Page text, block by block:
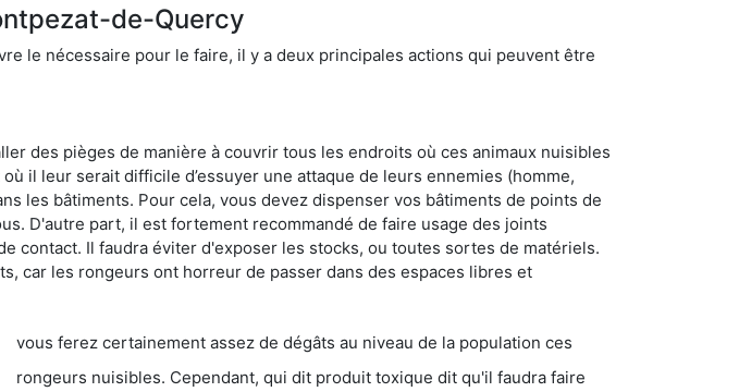
de-Quercy
le nécessaire pour le faire, il y a deux principales actions qui peuvent être
des pièges de manière à couvrir tous les endroits où ces animaux nuisibles
il leur serait difficile d’essuyer une attaque de leurs ennemies (homme,
les bâtiments. Pour cela, vous devez dispenser vos bâtiments de points de
D'autre part, il est fortement recommandé de faire usage des joints
contact. Il faudra éviter d'exposer les stocks, ou toutes sortes de matériels.
car les rongeurs ont horreur de passer dans des espaces libres et
vous ferez certainement assez de dégâts au niveau de la population ces
rongeurs nuisibles. Cependant, qui dit produit toxique dit qu'il faudra faire